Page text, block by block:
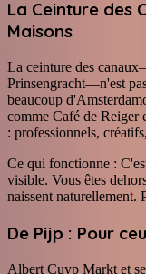
La Ceinture des
Maisons
La ceinture des
Prinsengracht—n'est
beaucoup
comme Café de Reiger
: professionnels,
Ce qui fonctionne :
visible. Vous êtes
naissent naturellement.
De Pijp : Pour
Albert Cuyp Markt et